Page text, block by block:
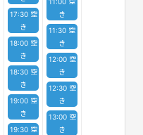
17:30 空
き
18:00 空
き
18:30 空
き
19:00 空
き
19:30 空
き
11:30 空
き
12:00 空
き
12:30 空
き
13:00 空
き